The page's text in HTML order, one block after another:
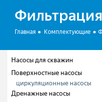
Фильтрация
Главная Комплектующие
Насосы для скважин
Поверхностные насосы
циркуляционные насосы
Дренажные насосы